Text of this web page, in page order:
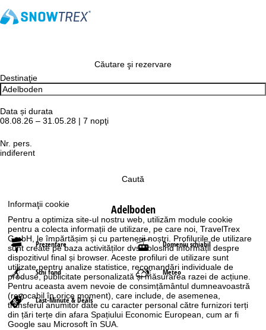
Informaţii cookie
Pentru a optimiza site-ul nostru web, utilizăm module cookie
pentru a colecta informații de utilizare, pe care noi, TravelTrex
GmbH, le împărtășim și cu partenerii noștri. Profilurile de utilizare
sunt create pe baza activităților dvs. folosind informații despre
dispozitivul final și browser. Aceste profiluri de utilizare sunt
utilizate pentru analize statistice, recomandări individuale de
produse, publicitate personalizată și măsurarea razei de acțiune.
Pentru aceasta avem nevoie de consimțământul dumneavoastră
(revocabil în orice moment), care include, de asemenea,
transferul anumitor date cu caracter personal către furnizori terți
din țări terțe din afara Spațiului Economic European, cum ar fi
Google sau Microsoft în SUA.
Căutare şi rezervare
Destinaţie
Data și durata
08.08.26 – 31.05.28 | 7 nopţi
Nr. pers.
indiferent
Caută
Adelboden
Prezentare Domeniu schiabil
Schi fond Meteo
Last-Minute & Deals